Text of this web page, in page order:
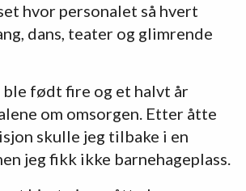
hvor personalet så hvert
dans, teater og glimrende
ble født fire og et halvt år
om omsorgen. Etter åtte
skulle jeg tilbake i en
jeg fikk ikke barnehageplass.